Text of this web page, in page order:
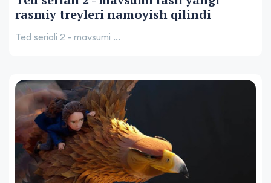
rasmiy treyleri namoyish qilindi
Ted seriali 2 - mavsumi ...